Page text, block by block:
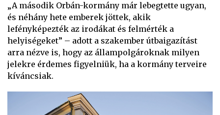
„A második Orbán-kormány már lebegtette ugyan,
és néhány hete emberek jöttek, akik
lefényképezték az irodákat és felmérték a
helyiségeket” – adott a szakember útbaigazítást
arra nézve is, hogy az állampolgároknak milyen
jelekre érdemes figyelniük, ha a kormány terveire
kíváncsiak.